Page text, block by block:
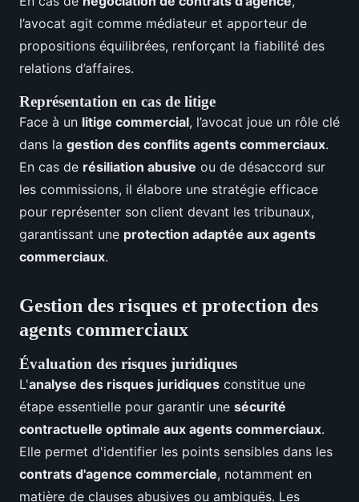
l’avocat agit comme médiateur et apporteur de
propositions équilibrées, renforçant la fiabilité des
relations d’affaires.
Représentation en cas de litige
Face à un litige commercial, l’avocat joue un rôle clé
dans la gestion des conflits agents commerciaux.
En cas de résiliation abusive ou de désaccord sur
les commissions, il élabore une stratégie efficace
pour représenter son client devant les tribunaux,
garantissant une protection adaptée aux agents
commerciaux.
Gestion des risques et protection des
agents commerciaux
Évaluation des risques juridiques
L'analyse des risques juridiques constitue une
étape essentielle pour garantir une sécurité
contractuelle optimale aux agents commerciaux.
Elle permet d'identifier les points sensibles dans les
contrats d'agence commerciale, notamment en
matière de clauses abusives ou ambiguës. Les